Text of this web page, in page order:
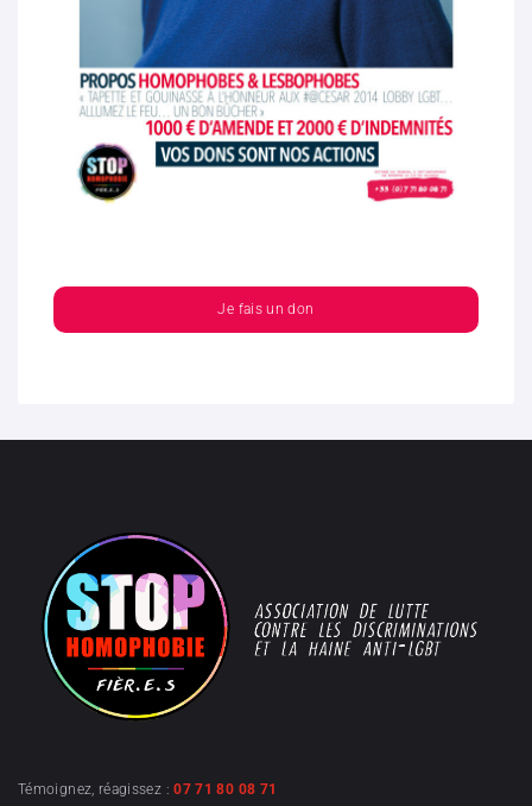
Je fais un don
Témoignez, réagissez :07 71 80 08 71